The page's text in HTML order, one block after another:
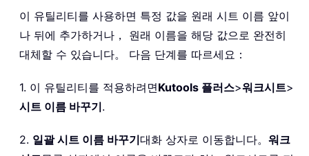
이 유틸리티를 사용하면 특정 값을 원래 시트 이름 앞이
나 뒤에 추가하거나， 원래 이름을 해당 값으로 완전히
대체할 수 있습니다。 다음 단계를 따르세요：
1. 이 유틸리티를 적용하려면Kutools 플러스>워크시트>
시트 이름 바꾸기.
2. 일괄 시트 이름 바꾸기대화 상자로 이동합니다。 워크